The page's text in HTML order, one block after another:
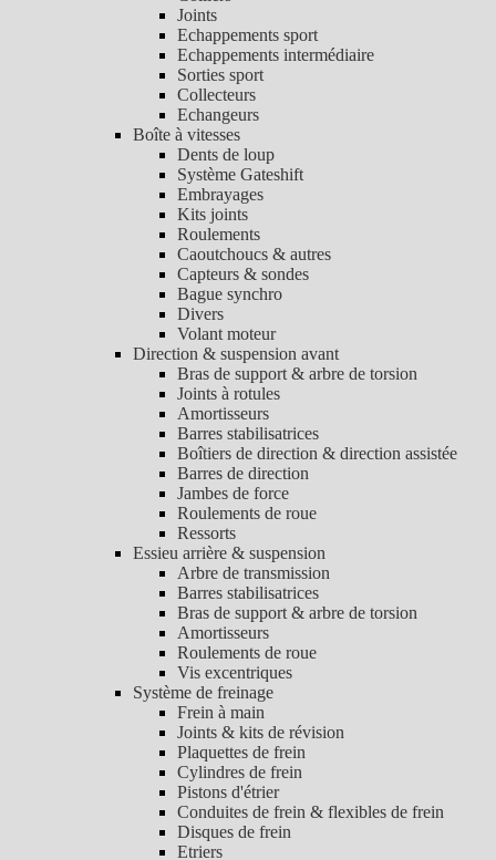
Joints
Echappements sport
Echappements intermédiaire
Sorties sport
Collecteurs
Echangeurs
Boîte à vitesses
Dents de loup
Système Gateshift
Embrayages
Kits joints
Roulements
Caoutchoucs & autres
Capteurs & sondes
Bague synchro
Divers
Volant moteur
Direction & suspension avant
Bras de support & arbre de torsion
Joints à rotules
Amortisseurs
Barres stabilisatrices
Boîtiers de direction & direction assistée
Barres de direction
Jambes de force
Roulements de roue
Ressorts
Essieu arrière & suspension
Arbre de transmission
Barres stabilisatrices
Bras de support & arbre de torsion
Amortisseurs
Roulements de roue
Vis excentriques
Système de freinage
Frein à main
Joints & kits de révision
Plaquettes de frein
Cylindres de frein
Pistons d'étrier
Conduites de frein & flexibles de frein
Disques de frein
Etriers